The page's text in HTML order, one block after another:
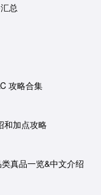
总
攻略合集
和加点攻略
真品一览&中文介绍